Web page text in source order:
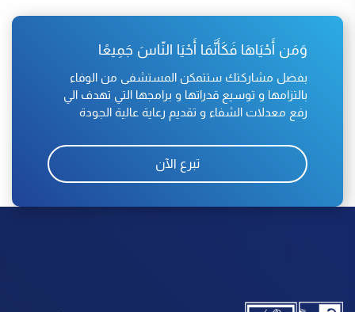
وَمَن أَحْيَاهَا فَكَأَنَّمَا أَحْيَا النّاسَ جَمِيعًا
بفضل مشاركتك ستتمكن المستشفى من الوفاء
بالتزامها و توسيع قدراتها و برامجها التي تهدف الي
رفع معدلات الشفاء و تقديم رعاية عالية الجودة
تبرع الآن